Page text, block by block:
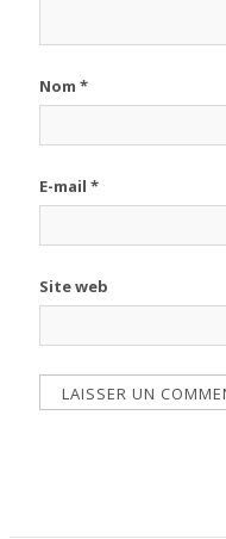
Nom*
E-mail*
Site web